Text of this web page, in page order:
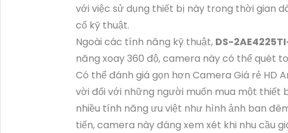
với việc sử dụng thiết bị này trong thời gian
cố kỹ thuật.
Ngoài các tính năng kỹ thuật, DS-
năng xoay 360 độ, camera này có thể quét
Có thể đánh giá gọn hơn Camera Giá rẻ HD
vời đối với những người muốn mua một thiết
nhiều tính năng ưu việt như hình ảnh ban
tiến, camera này đáng xem xét khi nhu cầu